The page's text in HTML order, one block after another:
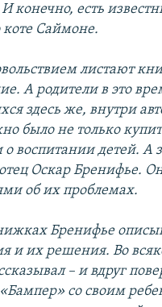
конечно, есть
коте Саймоне.
листают
А родители в это
здесь же, внутри
было не только
о воспитании детей. А
Оскар Бренифье.
об их проблемах.
Бренифье
и их решения. Во
– и вдруг
со своим